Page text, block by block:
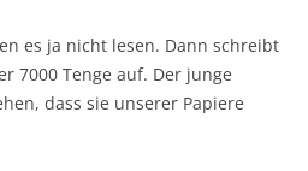
es ja nicht lesen. Dann schreibt
7000 Tenge auf. Der junge
dass sie unserer Papiere